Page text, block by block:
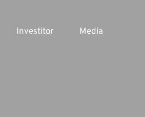
Investitor Media